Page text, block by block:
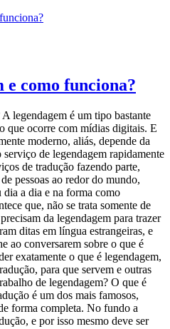
e como funciona?
legendagem é um tipo bastante
que ocorre com mídias digitais. E
moderno, aliás, depende da
de legendagem rapidamente
de tradução fazendo parte,
pessoas ao redor do mundo,
dia a dia e na forma como
que, não se trata somente de
da legendagem para trazer
ditas em língua estrangeiras, e
ao conversarem sobre o que é
exatamente o que é legendagem,
para que servem e outras
de legendagem? O que é
é um dos mais famosos,
forma completa. No fundo a
e por isso mesmo deve ser